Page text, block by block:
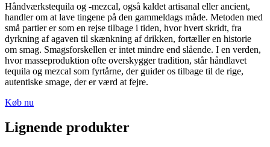
Håndværkstequila og -mezcal, også kaldet artisanal eller ancient,
handler om at lave tingene på den gammeldags måde. Metoden med
små partier er som en rejse tilbage i tiden, hvor hvert skridt, fra
dyrkning af agaven til skænkning af drikken, fortæller en historie
om smag. Smagsforskellen er intet mindre end slående. I en verden,
hvor masseproduktion ofte overskygger tradition, står håndlavet
tequila og mezcal som fyrtårne, der guider os tilbage til de rige,
autentiske smage, der er værd at fejre.
Køb nu
Lignende produkter